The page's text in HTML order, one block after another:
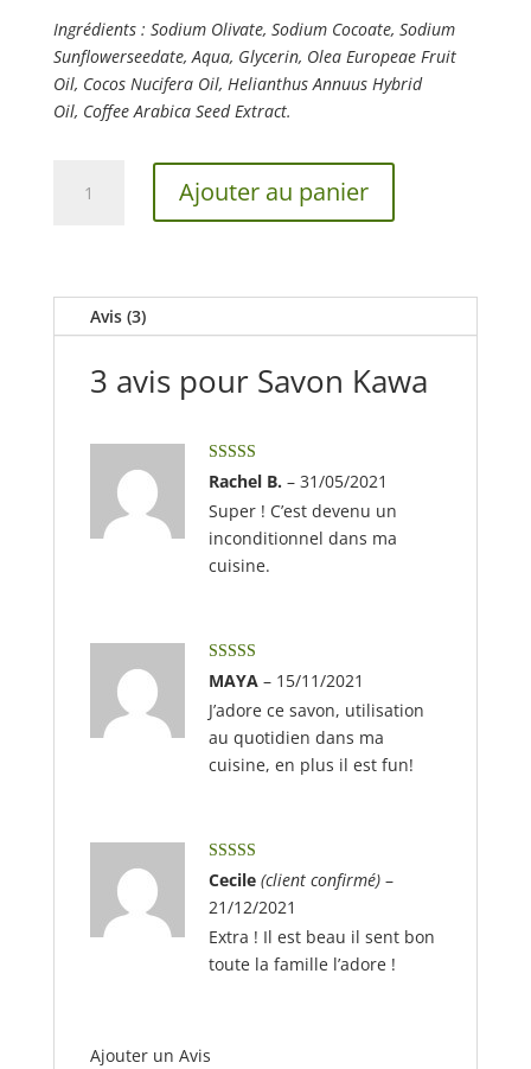
Ingrédients : Sodium Olivate, Sodium Cocoate, Sodium
Sunflowerseedate, Aqua, Glycerin, Olea Europeae Fruit
Oil, Cocos Nucifera Oil, Helianthus Annuus Hybrid
Oil, Coffee Arabica Seed Extract.
Ajouter au panier
Avis (3)
3 avis pour Savon Kawa
Note5sur 5
Rachel B. – 31/05/2021
Super ! C’est devenu un
inconditionnel dans ma
cuisine.
Note5sur 5
MAYA – 15/11/2021
J’adore ce savon, utilisation
au quotidien dans ma
cuisine, en plus il est fun!
Note5sur 5
Cecile (client confirmé) –
21/12/2021
Extra ! Il est beau il sent bon
toute la famille l’adore !
Ajouter un Avis